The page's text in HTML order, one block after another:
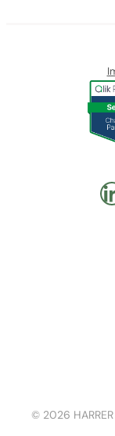
© 2026
LinkedIn